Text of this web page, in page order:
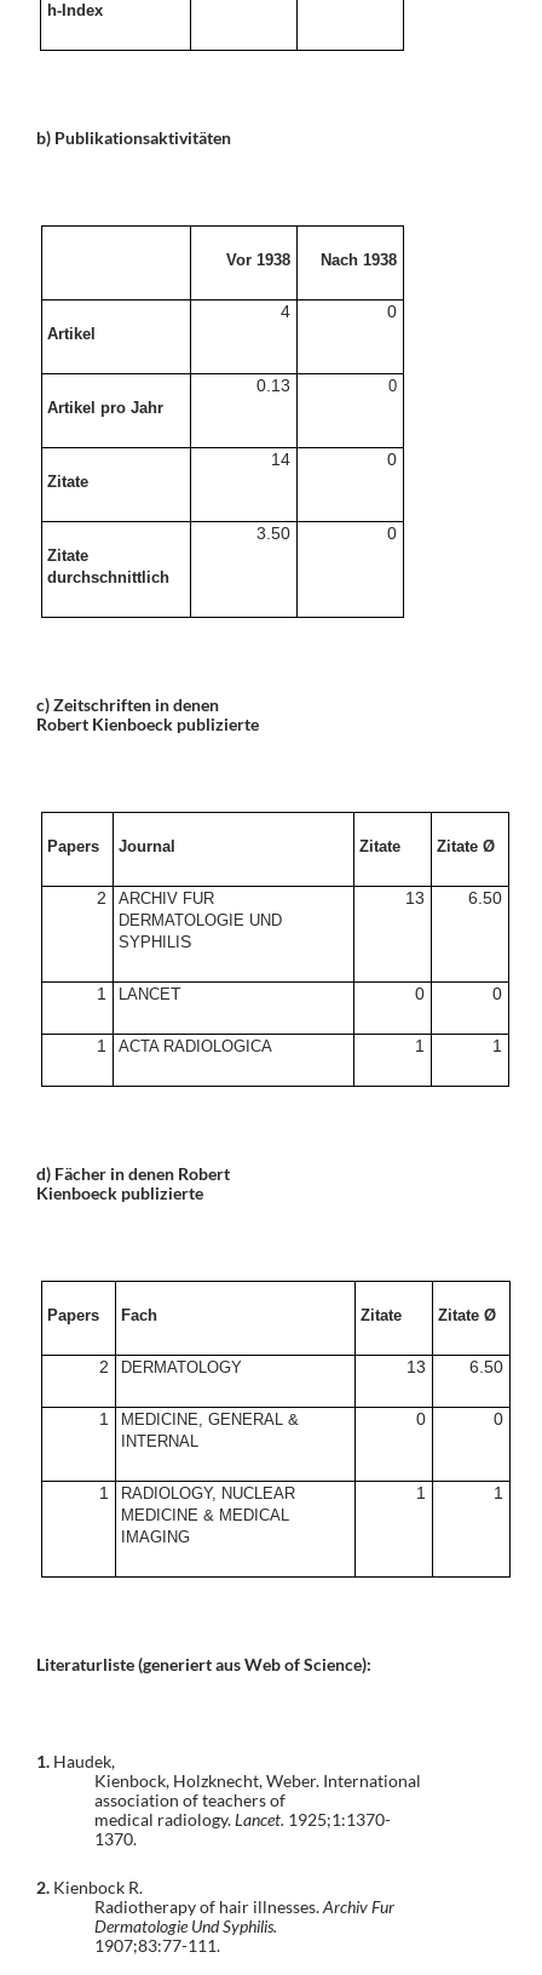
h-Index
b) Publikationsaktivitäten
Vor 1938 Nach 1938
Artikel
4 0
Artikel pro Jahr
0.13 0
Zitate
14 0
Zitate
durchschnittlich
3.50 0
c) Zeitschriften in denen
Robert Kienboeck publizierte
Papers Journal Zitate Zitate Ø
2
ARCHIV FUR
DERMATOLOGIE UND
SYPHILIS
13 6.50
1 LANCET 0 0
1 ACTA RADIOLOGICA 1 1
d) Fächer in denen Robert
Kienboeck publizierte
Papers Fach Zitate Zitate Ø
2 DERMATOLOGY 13 6.50
1
MEDICINE, GENERAL &
INTERNAL
0 0
1
RADIOLOGY, NUCLEAR
MEDICINE & MEDICAL
IMAGING
1 1
Literaturliste (generiert aus Web of Science):
1. Haudek,
Kienbock, Holzknecht, Weber. International
association of teachers of
medical radiology.Lancet. 1925;1:1370-
1370.
2. Kienbock R.
Radiotherapy of hair illnesses.Archiv Fur
Dermatologie Und Syphilis.
1907;83:77-111.